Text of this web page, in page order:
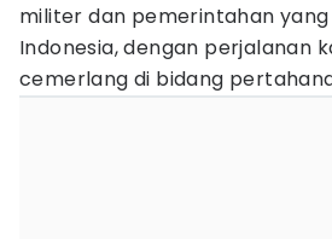
militer dan pemerintahan
Indonesia, dengan perjalanan
cemerlang di bidang